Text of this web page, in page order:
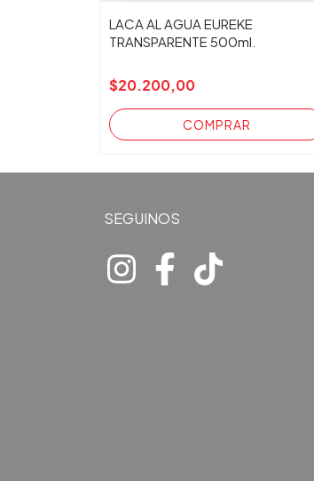
LACA AL AGUA EUREKE
TRANSPARENTE 500ml.
$20.200,00
SEGUINOS